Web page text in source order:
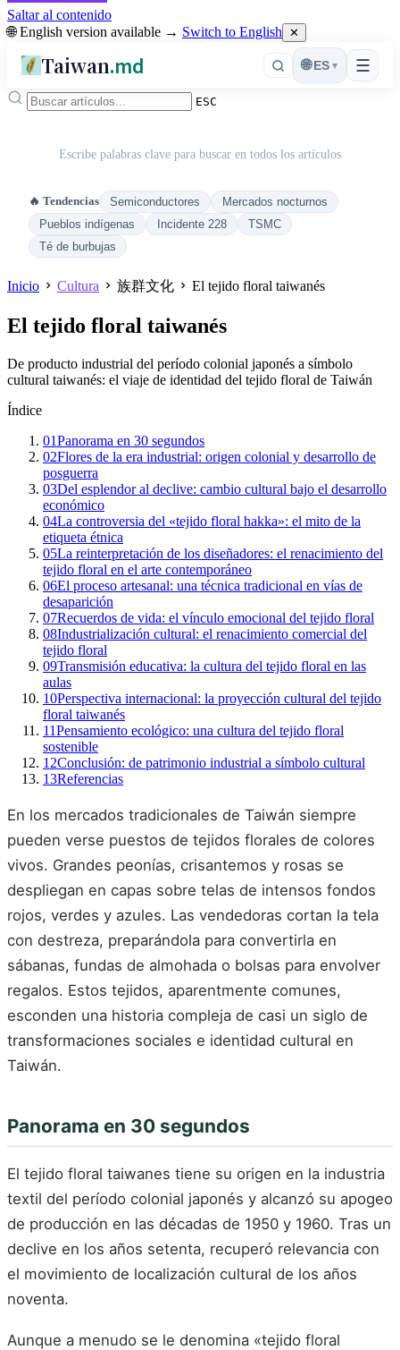
Saltar al contenido
🌐 English version available → Switch to English ✕
Taiwan.md ☰
🌐 ES ▾
ESC
Escribe palabras clave para buscar en todos los artículos
🔥 Tendencias Semiconductores
Mercados nocturnos
Pueblos indígenas
Incidente 228
TSMC
Té de burbujas
Inicio Cultura 族群文化 El tejido floral taiwanés
El tejido floral taiwanés
De producto industrial del período colonial japonés a símbolo
cultural taiwanés: el viaje de identidad del tejido floral de Taiwán
Índice
01Panorama en 30 segundos
02Flores de la era industrial: origen colonial y desarrollo de
posguerra
03Del esplendor al declive: cambio cultural bajo el desarrollo
económico
04La controversia del «tejido floral hakka»: el mito de la
etiqueta étnica
05La reinterpretación de los diseñadores: el renacimiento del
tejido floral en el arte contemporáneo
06El proceso artesanal: una técnica tradicional en vías de
desaparición
07Recuerdos de vida: el vínculo emocional del tejido floral
08Industrialización cultural: el renacimiento comercial del
tejido floral
09Transmisión educativa: la cultura del tejido floral en las
aulas
10Perspectiva internacional: la proyección cultural del tejido
floral taiwanés
11Pensamiento ecológico: una cultura del tejido floral
sostenible
12Conclusión: de patrimonio industrial a símbolo cultural
13Referencias
En los mercados tradicionales de Taiwán siempre
pueden verse puestos de tejidos florales de colores
vivos. Grandes peonías, crisantemos y rosas se
despliegan en capas sobre telas de intensos fondos
rojos, verdes y azules. Las vendedoras cortan la tela
con destreza, preparándola para convertirla en
sábanas, fundas de almohada o bolsas para envolver
regalos. Estos tejidos, aparentmente comunes,
esconden una historia compleja de casi un siglo de
transformaciones sociales e identidad cultural en
Taiwán.
Panorama en 30 segundos
El tejido floral taiwanes tiene su origen en la industria
textil del período colonial japonés y alcanzó su apogeo
de producción en las décadas de 1950 y 1960. Tras un
declive en los años setenta, recuperó relevancia con
el movimiento de localización cultural de los años
noventa.
Aunque a menudo se le denomina «tejido floral